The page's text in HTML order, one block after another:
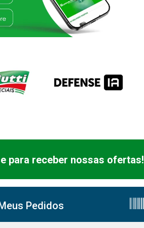
para receber nossas ofertas!
Pedidos